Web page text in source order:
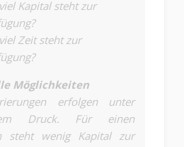
Kapital steht zur
Zeit steht zur
Möglichkeiten
erfolgen unter
Druck. Für einen
steht wenig Kapital zur